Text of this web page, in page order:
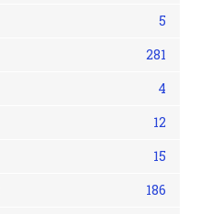
5
281
4
12
15
186